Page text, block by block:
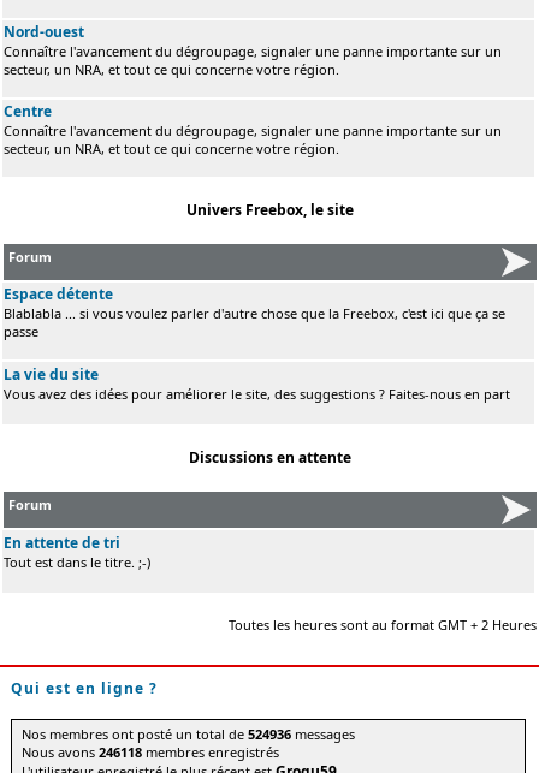
Nord-ouest
Connaître l'avancement du dégroupage, signaler une panne importante sur un
secteur, un NRA, et tout ce qui concerne votre région.
Centre
Connaître l'avancement du dégroupage, signaler une panne importante sur un
secteur, un NRA, et tout ce qui concerne votre région.
Univers Freebox, le site
Forum
Espace détente
Blablabla ... si vous voulez parler d'autre chose que la Freebox, c'est ici que ça se
passe
La vie du site
Vous avez des idées pour améliorer le site, des suggestions ? Faites-nous en part
Discussions en attente
Forum
En attente de tri
Tout est dans le titre. ;-)
Toutes les heures sont au format GMT + 2 Heures
Qui est en ligne ?
Nos membres ont posté un total de524936 messages
Nous avons246118 membres enregistrés